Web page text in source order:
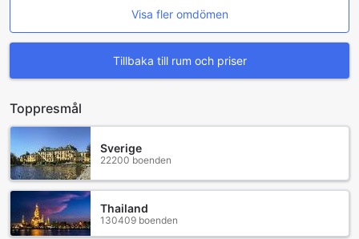
Pyeongchang-gun, erbjuder en unik blandning av vacker
natur och rik kulturarv. Denna pittoreska by är omgiven av
majestätiska berg och frodiga dalar, vilket gör den till en
perfekt plats för naturälskare och äventyrslystna. Här kan
du njuta av en mängd utomhusaktiviteter, från vandring
närliggande bergen erbjuder fantastiska panoramavyer,
och under hösten förvandlas landskapet till en
färgsprakande palett av röda, gula och orange nyanser,
vilket gör det till en dröm för fotografer och
naturentusiaster.
Bongpyeong-myeon är också känd för sin rika kulturella
historia och traditioner. Besökare kan utforska lokala
marknader där hantverk och traditionella sydkoreanska
Visa fler omdömen
Tillbaka till rum och priser
Toppresmål
Sverige
22200 boenden
Thailand
130409 boenden